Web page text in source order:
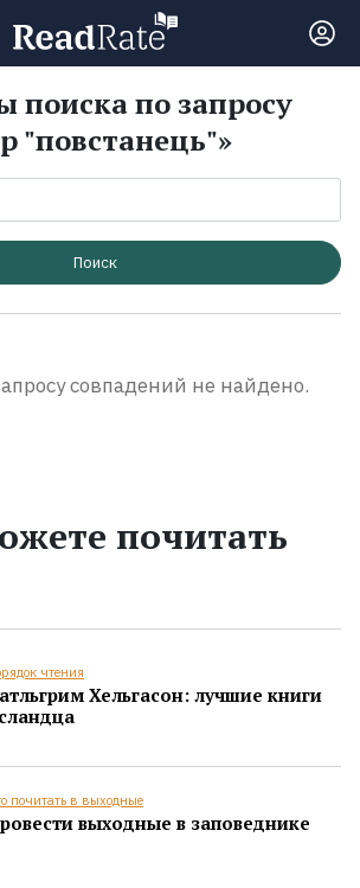
поиска по запросу
"повстанець"»
Поиск
совпадений не найдено.
почитать
чтения
Хельгасон: лучшие книги
почитать в выходные
выходные в заповеднике